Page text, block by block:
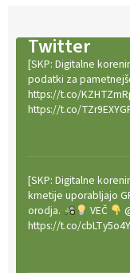
Twitter
[SKP: Digitalne
podatki za
https://t.co/
https://t.co/
[SKP: Digitalne
kmetije uporabljajo
orodja.
VEČ
https://t.co/